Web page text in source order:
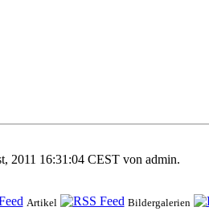
2011 16:31:04 CEST von admin.
Artikel Bildergalerien